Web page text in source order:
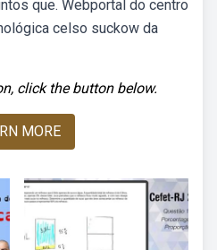
que. Webportal do centro
celso suckow da
click the button below.
MORE